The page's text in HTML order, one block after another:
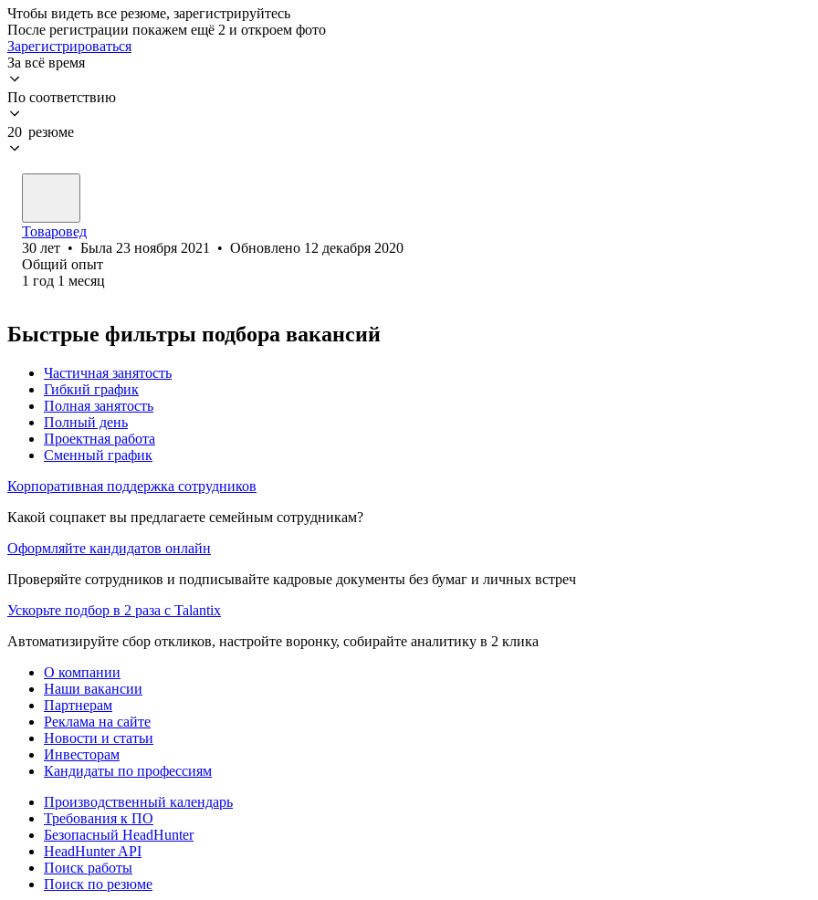
Чтобы видеть все резюме, зарегистрируйтесь
После регистрации покажем ещё 2 и откроем фото
Зарегистрироваться
За всё время
По соответствию
20 резюме
Товаровед
30 лет • Была 23 ноября 2021 • Обновлено 12 декабря 2020
Общий опыт
1 год 1 месяц
Быстрые фильтры подбора вакансий
Частичная занятость
Гибкий график
Полная занятость
Полный день
Проектная работа
Сменный график
Корпоративная поддержка сотрудников
Какой соцпакет вы предлагаете семейным сотрудникам?
Оформляйте кандидатов онлайн
Проверяйте сотрудников и подписывайте кадровые документы без бумаг и личных встреч
Ускорьте подбор в 2 раза с Talantix
Автоматизируйте сбор откликов, настройте воронку, собирайте аналитику в 2 клика
О компании
Наши вакансии
Партнерам
Реклама на сайте
Новости и статьи
Инвесторам
Кандидаты по профессиям
Производственный календарь
Требования к ПО
Безопасный HeadHunter
HeadHunter API
Поиск работы
Поиск по резюме